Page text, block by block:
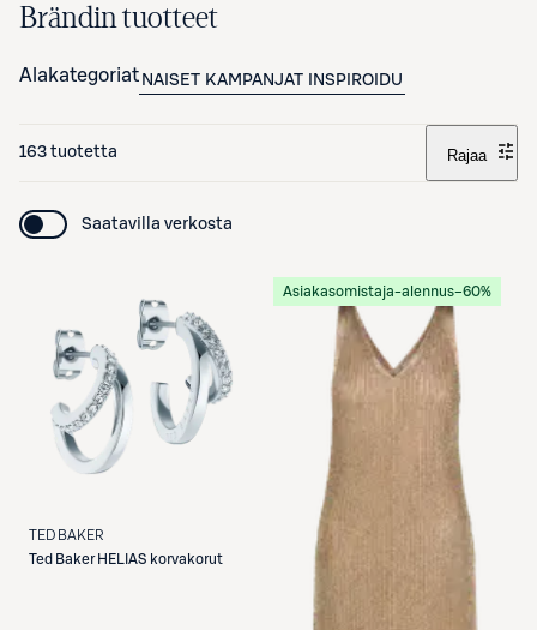
Brändin tuotteet
Alakategoriat NAISET KAMPANJAT INSPIROIDU
163 tuotetta Rajaa
Saatavilla verkosta
TED BAKER
Ted Baker HELIAS korvakorut
Asiakasomistaja-alennus−60%